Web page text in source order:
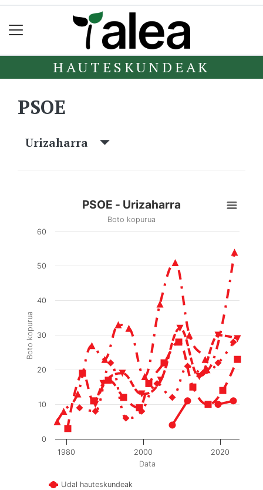
HAUTESKUNDEAK
PSOE
Urizaharra
Data
Boto kopurua
PSOE - Urizaharra
Boto kopurua
Udal hauteskundeak
1980 2000 2020
0
10
20
30
40
50
60